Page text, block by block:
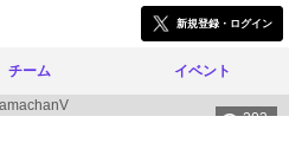
新規登録・ログイン
チーム イベント
203